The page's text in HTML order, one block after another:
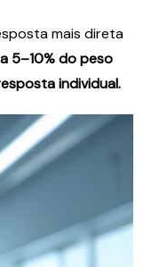
mais direta
5–10% do peso
individual.